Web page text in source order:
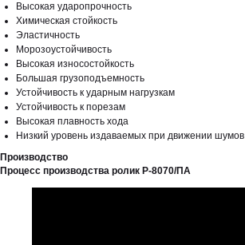
Высокая ударопрочность
Химическая стойкость
Эластичность
Морозоустойчивость
Высокая износостойкость
Большая грузоподъемность
Устойчивость к ударным нагрузкам
Устойчивость к порезам
Высокая плавность хода
Низкий уровень издаваемых при движении шумов
Производство
Процесс производства ролик Р-8070/ПА